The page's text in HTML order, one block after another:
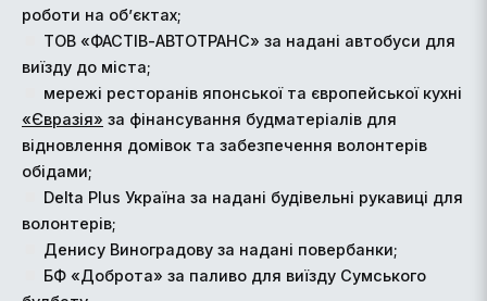
роботи на об’єктах;
ТОВ «ФАСТІВ-АВТОТРАНС» за надані автобуси для
виїзду до міста;
мережі ресторанів японської та європейської кухні
«Євразія» за фінансування будматеріалів для
відновлення домівок та забезпечення волонтерів
обідами;
Delta Plus Україна за надані будівельні рукавиці для
волонтерів;
Денису Виноградову за надані повербанки;
БФ «Доброта» за паливо для виїзду Сумського